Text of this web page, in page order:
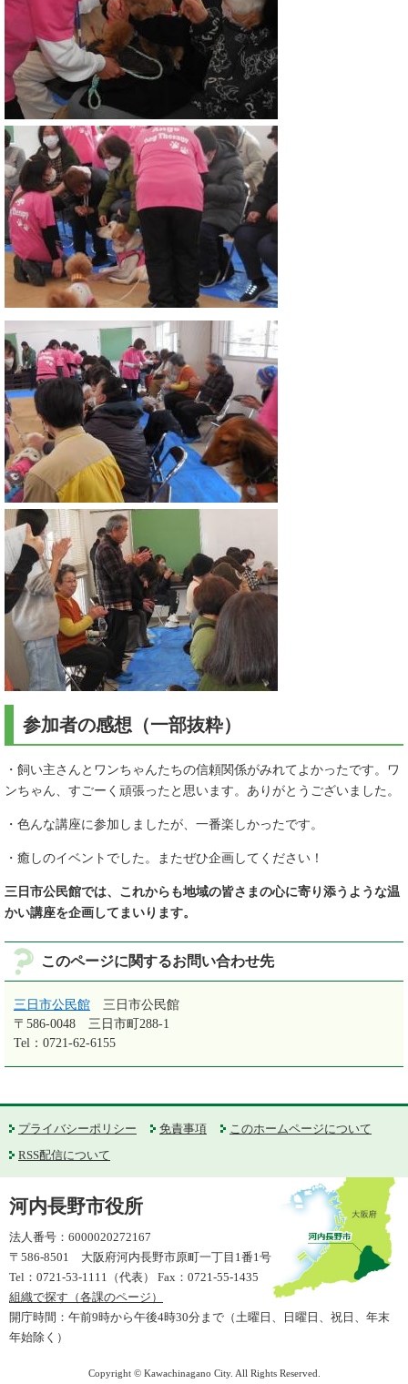
参加者の感想（一部抜粋）
・飼い主さんとワンちゃんたちの信頼関係がみれてよかったです。ワ
ンちゃん、すごーく頑張ったと思います。ありがとうございました。
・色んな講座に参加しましたが、一番楽しかったです。
・癒しのイベントでした。またぜひ企画してください！
三日市公民館では、これからも地域の皆さまの心に寄り添うような温
かい講座を企画してまいります。
このページに関するお問い合わせ先
三日市公民館
三日市公民館
〒586-0048
三日市町288-1
Tel：0721-62-6155
プライバシーポリシー 免責事項
このホームページについて
RSS配信について
河内長野市役所
法人番号：6000020272167
〒586-8501 大阪府河内長野市原町一丁目1番1号
Tel：0721-53-1111（代表） Fax：0721-55-1435
組織で探す（各課のページ）
開庁時間：午前9時から午後4時30分まで（土曜日、日曜日、祝日、年末
年始除く）
Copyright © Kawachinagano City. All Rights Reserved.